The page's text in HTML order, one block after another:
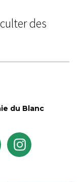
des
du Blanc